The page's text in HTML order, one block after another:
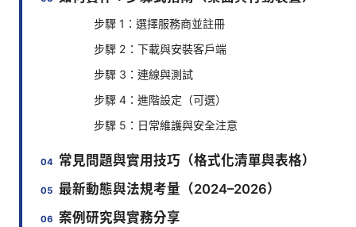
步驟 1：選擇服務商並註冊
步驟 2：下載與安裝客戶端
步驟 3：連線與測試
步驟 4：進階設定（可選）
步驟 5：日常維護與安全注意
常見問題與實用技巧（格式化清單與表格）
最新動態與法規考量（2024–2026）
案例研究與實務分享